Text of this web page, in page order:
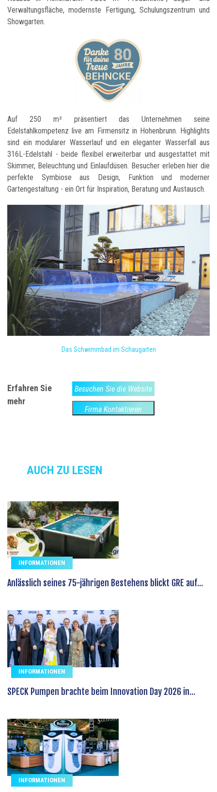
Verwaltungsfläche, modernste Fertigung, Schulungszentrum und
Showgarten.
Auf 250 m² präsentiert das Unternehmen seine
Edelstahlkompetenz live am Firmensitz in Hohenbrunn. Highlights
sind ein modularer Wasserlauf und ein eleganter Wasserfall aus
316L-Edelstahl - beide flexibel erweiterbar und ausgestattet mit
Skimmer, Beleuchtung und Einlaufdüsen. Besucher erleben hier die
perfekte Symbiose aus Design, Funktion und moderner
Gartengestaltung - ein Ort für Inspiration, Beratung und Austausch.
Das Schwimmbad im Schaugarten
Erfahren Sie
mehr
Besuchen Sie die Website
Firma Kontaktieren
AUCH ZU LESEN
INFORMATIONEN
Anlässlich seines 75-jährigen Bestehens blickt GRE auf...
INFORMATIONEN
SPECK Pumpen brachte beim Innovation Day 2026 in...
INFORMATIONEN